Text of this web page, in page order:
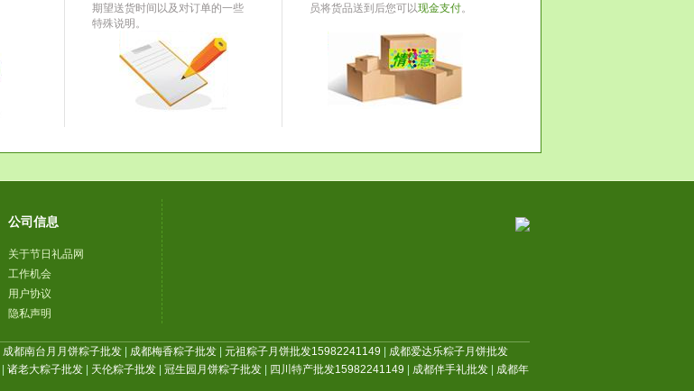
期望送货时间以及对订单的一些
特殊说明。
员将货品送到后您可以现金支付。
公司信息
关于节日礼品网
工作机会
用户协议
隐私声明
成都南台月月饼粽子批发 成都梅香粽子批发 元祖粽子月饼批发15982241149
成都爱达乐粽子月饼批发
诸老大粽子批发 天伦粽子批发 冠生园月饼粽子批发 四川特产批发15982241149 成都伴手礼批发
成都年